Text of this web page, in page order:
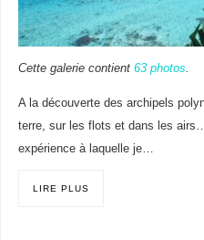
Cette galerie contient 63 photos
A la découverte des archipels
terre, sur les flots et dans les
expérience à laquelle je…
LIRE PLUS